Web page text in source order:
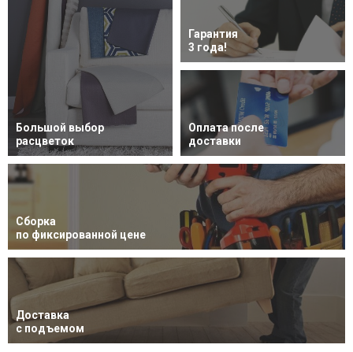
Большой выбор
расцветок
Гарантия
3 года!
Оплата после
доставки
Сборка
по фиксированной цене
Доставка
с подъемом